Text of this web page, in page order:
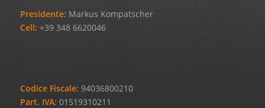
Presidente: Markus Kompatscher
Cell: +39 348 6620046
Codice Fiscale: 94036800210
Part. IVA: 01519310211